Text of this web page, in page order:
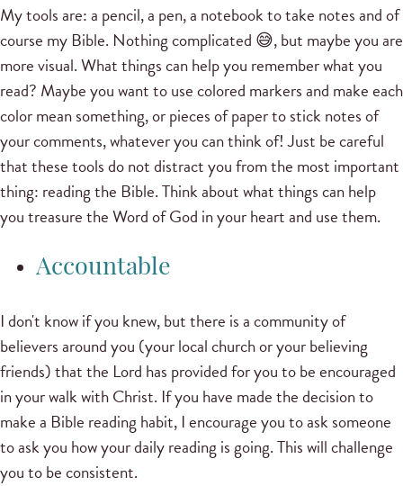
My tools are: a pencil, a pen, a notebook to take notes and of
course my Bible. Nothing complicated 😅, but maybe you are
more visual.What things can help you remember what you
read? Maybe you want to use colored markers and make each
color mean something, or pieces of paper to stick notes of
your comments, whatever you can think of!Just be careful
that these tools do not distract you from the most important
thing: reading the Bible.Think about what things can help
you treasure the Word of God in your heart and use them.
Accountable
I don't know if you knew, but there is a community of
believers around you (your local church or your believing
friends) that the Lord has provided for you to be encouraged
in your walk with Christ. If you have made the decision to
make a Bible reading habit, I encourage you to ask someone
to ask you how your daily reading is going.This will challenge
you to be consistent.